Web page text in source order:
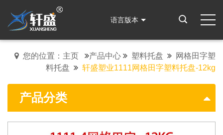
语言版本
您的位置：主页 产品中心 塑料托盘
网格田字塑
料托盘
轩盛塑业1111网格田字塑料托盘-12kg
产品分类